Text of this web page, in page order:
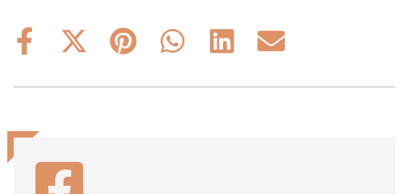
Share
Share
(Twitter)
Share
Share
Share
Share